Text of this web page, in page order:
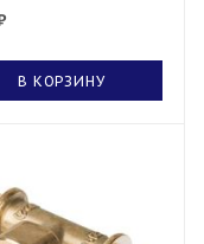
В КОРЗИНУ